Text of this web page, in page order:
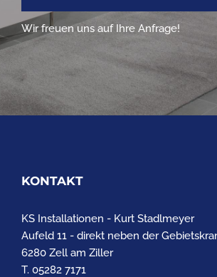
Wir freuen uns auf Ihre Anfrage!
KONTAKT
KS Installationen - Kurt Stadlmeyer
Aufeld 11 - direkt neben der
6280 Zell am Ziller
T. 05282 7171